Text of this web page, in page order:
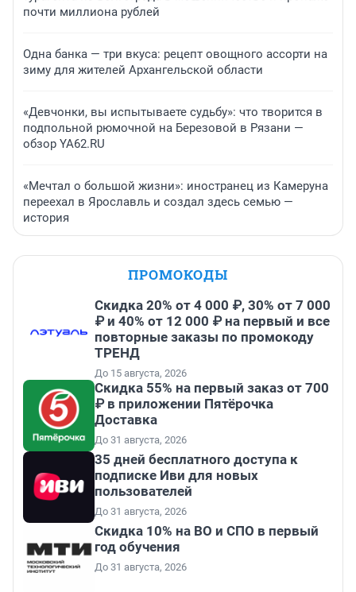
почти миллиона рублей
Одна банка — три вкуса: рецепт овощного ассорти на
зиму для жителей Архангельской области
«Девчонки, вы испытываете судьбу»: что творится в
подпольной рюмочной на Березовой в Рязани —
обзор YA62.RU
«Мечтал о большой жизни»: иностранец из Камеруна
переехал в Ярославль и создал здесь семью —
история
ПРОМОКОДЫ
Скидка 20% от 4 000 ₽, 30% от 7 000
₽ и 40% от 12 000 ₽ на первый и все
повторные заказы по промокоду
ТРЕНД
До 15 августа, 2026
Скидка 55% на первый заказ от 700
₽ в приложении Пятёрочка
Доставка
До 31 августа, 2026
35 дней бесплатного доступа к
подписке Иви для новых
пользователей
До 31 августа, 2026
Скидка 10% на ВО и СПО в первый
год обучения
До 31 августа, 2026